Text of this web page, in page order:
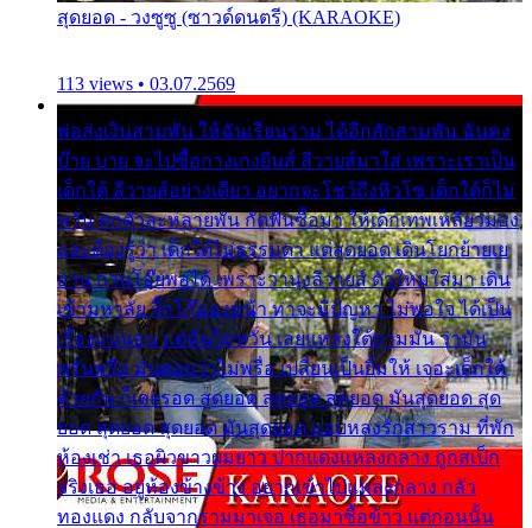
สุดยอด - วงซูซู (ซาวด์ดนตรี) (KARAOKE)
113 views • 03.07.2569
พ่อส่งเงินสามพัน ให้ฉันเรียนราม ได้อีกสักสามพัน ฉันคง
บ๊าย บาย จะไปซื้อกางเกงยีนส์ ลีวายส์มาใส่ เพราะเราเป็น
เด็กใต้ ลีวายส์อย่างเดียว อยากจะโชว์ถึงหิวโซ เด็กใต้ก็ไม่
หวั่น ตกตัวละหลายพัน กัดฟันซื้อมา ให้เด็กเทพเหลียวมอง
และต้องรู้ว่า เด็กใต้ไม่ธรรมดา แต่สุดยอด เดินโยกย้ายเย
ยวน กวนโอ๊ยพอได้ เพราะว่านุ่งลีวายส์ ตัวใหม่ใส่มา เดิน
เข้ามหาลัย จิ๊กโก๊มองหน้า ท่าจะมีปัญหา ไม่พอใจ ได้เป็น
เรื่องแน่นอน แต่ฉันไม่หวั่น เลยแหลงใต้ถามมัน ว่ามัน
พรั่นพรือ มันตอบว่าไม่พรื่อ เปลี่ยนเป็นยิ้มให้ เจอะเด็กใต้
ด้วยกัน ก็เลยรอด สุดยอด สุดยอด สุดยอด มันสุดยอด สุด
ยอด สุดยอด สุดยอด มันสุดยอด แอบหลงรักสาวราม ที่พัก
ห้องเช่า เธอผิวขาวผมยาว ปากแดงแหลงกลาง ถูกสเป็ก
จริงเธอ อยู่ห้องข้างข้าง อยากเข้าไปแหลงกลาง กลัว
ทองแดง กลับจากรามมาเจอ เธอมาซื้อข้าว แต่ก่อนนั้น